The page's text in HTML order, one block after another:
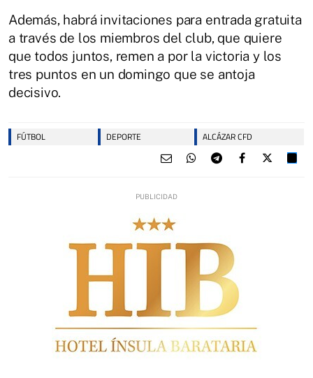
Además, habrá invitaciones para entrada gratuita
a través de los miembros del club, que quiere
que todos juntos, remen a por la victoria y los
tres puntos en un domingo que se antoja
decisivo.
FÚTBOL DEPORTE ALCÁZAR CFD